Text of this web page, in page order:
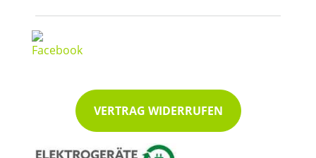
VERTRAG WIDERRUFEN